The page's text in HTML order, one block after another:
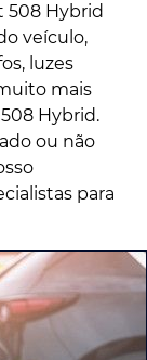
508 Hybrid
veículo,
luzes
mais
Hybrid.
ou não
para